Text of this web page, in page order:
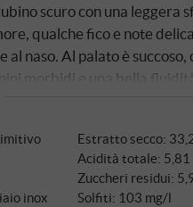
scuro con una leggera
qualche fico e note
naso. Al palato è succoso,
morbidi e una bella fluidità.
Un vino rosso "per tutti
grigliate o
inox
Estratto secco:
Acidità totale: 5,81
Zuccheri residui:
Solfiti: 103 mg/l